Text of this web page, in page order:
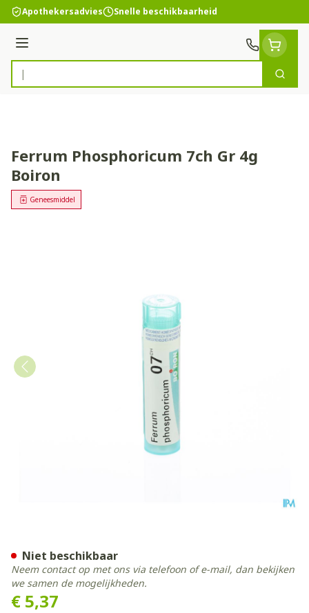
Ga naar de inhoud
Apothekersadvies Snelle beschikbaarheid
Menu
Product, merk, categorie...
Zoek
Ferrum Phosphoricum 7ch Gr 4g
Boiron
Geneesmiddel
€ 5,37
Niet beschikbaar
Neem contact op met ons via telefoon of e-mail, dan bekijken
we samen de mogelijkheden.